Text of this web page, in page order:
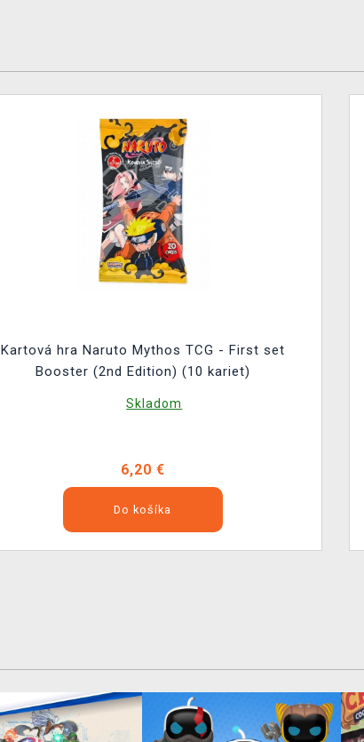
Kartová hra Naruto Mythos TCG - First set
Booster (2nd Edition) (10 kariet)
Skladom
6,20 €
Do košíka